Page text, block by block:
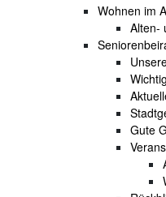
Wohnen im
Alten-
Gute